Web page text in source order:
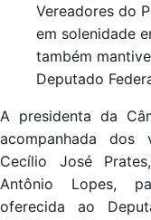
Vereadores do
em solenidade
também
Deputado
A presidenta da
acompanhada dos
Cecílio José
Antônio Lopes,
oferecida ao